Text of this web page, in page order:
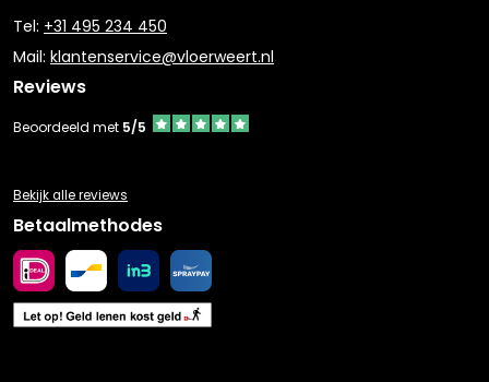
Tel: +31 495 234 450
Mail: klantenservice@vloerweert.nl
Reviews
Beoordeeld met 5/5
Bekijk alle reviews
Betaalmethodes